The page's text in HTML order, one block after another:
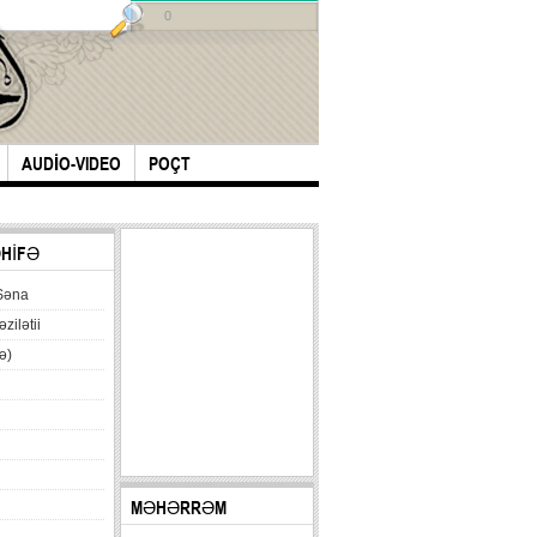
AUDİO-VIDEO POÇT
0
MƏHƏRRƏM